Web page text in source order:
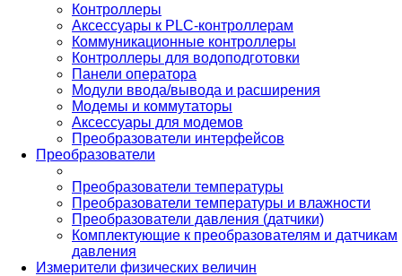
Контроллеры
Аксессуары к PLC-контроллерам
Коммуникационные контроллеры
Контроллеры для водоподготовки
Панели оператора
Модули ввода/вывода и расширения
Модемы и коммутаторы
Аксессуары для модемов
Преобразователи интерфейсов
Преобразователи
Преобразователи температуры
Преобразователи температуры и влажности
Преобразователи давления (датчики)
Комплектующие к преобразователям и датчикам
давления
Измерители физических величин